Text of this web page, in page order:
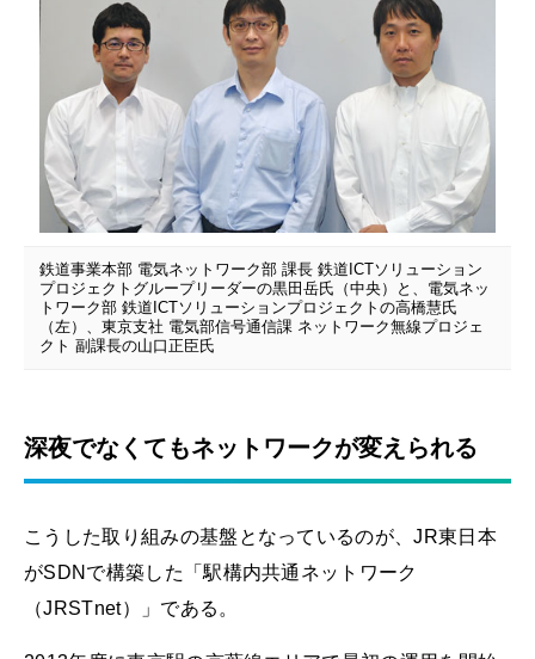
鉄道事業本部 電気ネットワーク部 課長 鉄道ICTソリューション
プロジェクトグループリーダーの黒田岳氏（中央）と、電気ネッ
トワーク部 鉄道ICTソリューションプロジェクトの高橋慧氏
（左）、東京支社 電気部信号通信課 ネットワーク無線プロジェ
クト 副課長の山口正臣氏
深夜でなくてもネットワークが変えられる
こうした取り組みの基盤となっているのが、JR東日本
がSDNで構築した「駅構内共通ネットワーク
（JRSTnet）」である。